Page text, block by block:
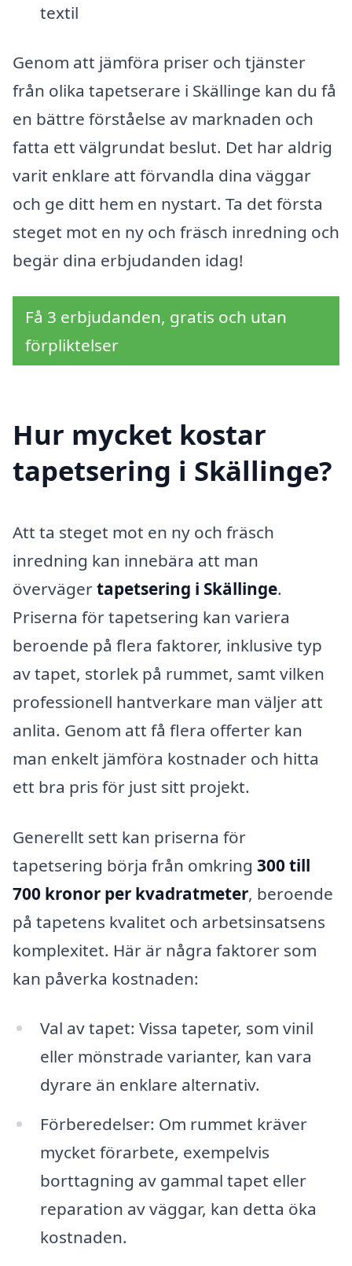
textil
Genom att jämföra priser och tjänster
från olika tapetserare i Skällinge kan du få
en bättre förståelse av marknaden och
fatta ett välgrundat beslut. Det har aldrig
varit enklare att förvandla dina väggar
och ge ditt hem en nystart. Ta det första
steget mot en ny och fräsch inredning och
begär dina erbjudanden idag!
Få 3 erbjudanden, gratis och utan
förpliktelser
Hur mycket kostar
tapetsering i Skällinge?
Att ta steget mot en ny och fräsch
inredning kan innebära att man
övervägertapetsering i Skällinge.
Priserna för tapetsering kan variera
beroende på flera faktorer, inklusive typ
av tapet, storlek på rummet, samt vilken
professionell hantverkare man väljer att
anlita. Genom att få flera offerter kan
man enkelt jämföra kostnader och hitta
ett bra pris för just sitt projekt.
Generellt sett kan priserna för
tapetsering börja från omkring 300 till
700 kronor per kvadratmeter, beroende
på tapetens kvalitet och arbetsinsatsens
komplexitet. Här är några faktorer som
kan påverka kostnaden:
Val av tapet: Vissa tapeter, som vinil
eller mönstrade varianter, kan vara
dyrare än enklare alternativ.
Förberedelser: Om rummet kräver
mycket förarbete, exempelvis
borttagning av gammal tapet eller
reparation av väggar, kan detta öka
kostnaden.